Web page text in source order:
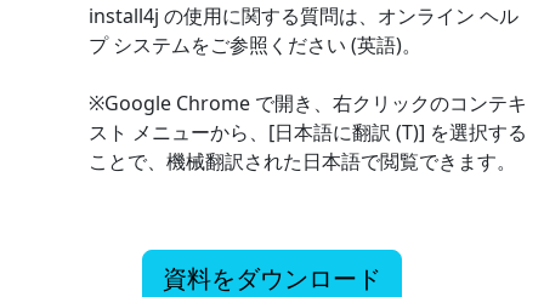
install4j の使用に関する質問は、オンライン ヘル
プ システムをご参照ください (英語)。
※Google Chrome で開き、右クリックのコンテキ
スト メニューから、[日本語に翻訳 (T)] を選択する
ことで、機械翻訳された日本語で閲覧できます。
資料をダウンロード